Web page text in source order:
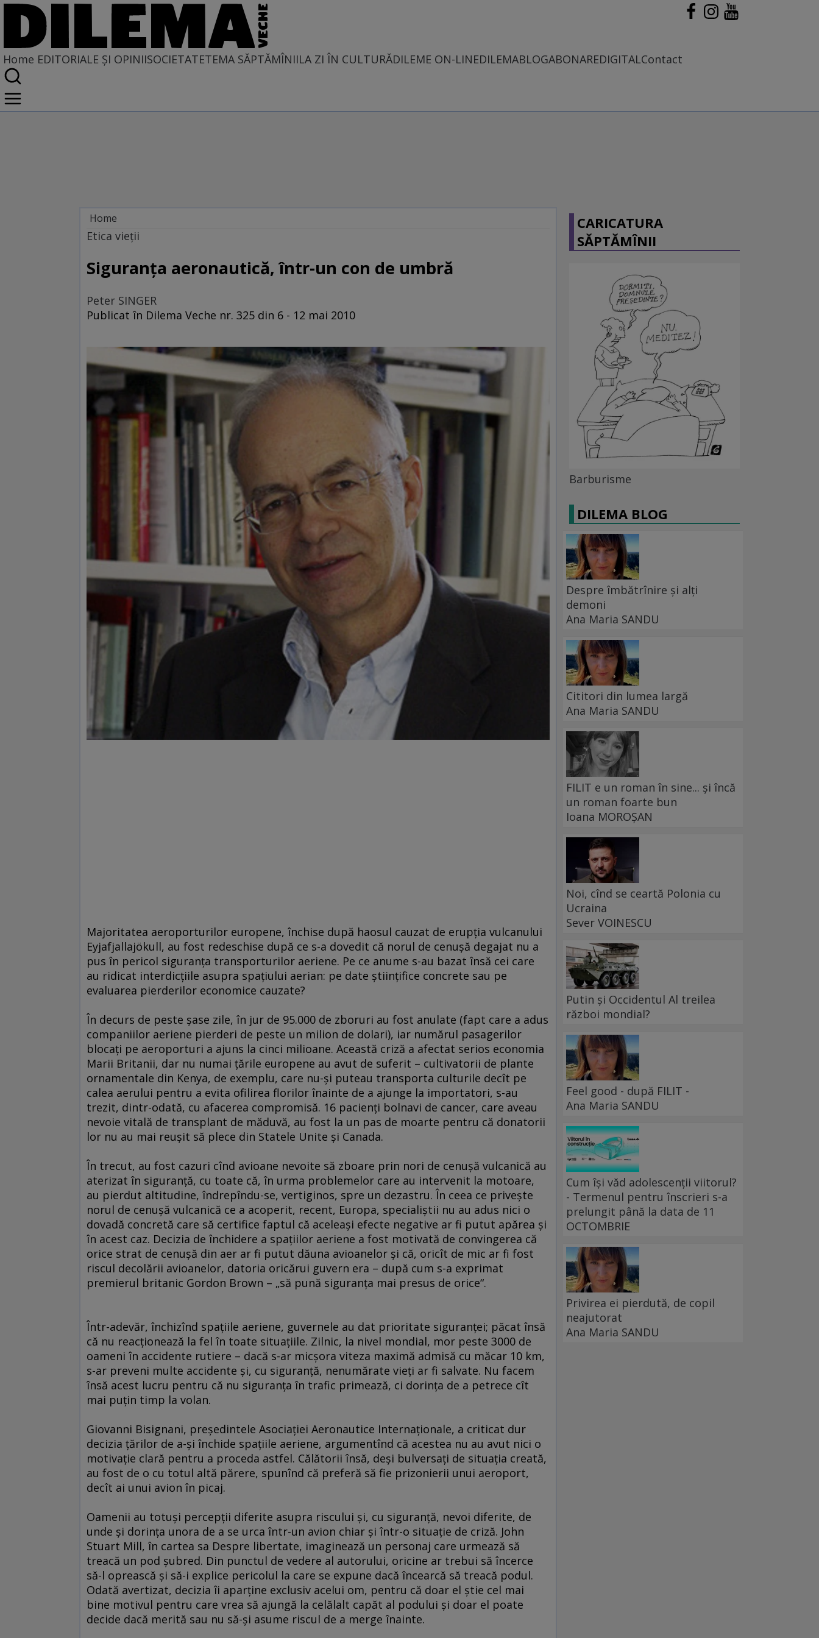
Home EDITORIALE ȘI OPINIISOCIETATETEMA SĂPTĂMÎNIILA ZI ÎN CULTURĂDILEME ON-LINEDILEMABLOGABONAREDIGITALContact
Home
EDITORIALE ȘI OPINII
PE CE LUME TRĂIM
Etica vieţii
Siguranţa aeronautică, într-un con de umbră
Peter SINGER
Publicat în Dilema Veche nr. 325 din 6 - 12 mai 2010
Majoritatea aeroporturilor europene, închise după haosul cauzat de erupţia vulcanului
Eyjafjallajökull, au fost redeschise după ce s-a dovedit că norul de cenuşă degajat nu a
pus în pericol siguranţa transporturilor aeriene. Pe ce anume s-au bazat însă cei care
au ridicat interdicţiile asupra spaţiului aerian: pe date ştiinţifice concrete sau pe
evaluarea pierderilor economice cauzate?
În decurs de peste şase zile, în jur de 95.000 de zboruri au fost anulate (fapt care a adus
companiilor aeriene pierderi de peste un milion de dolari), iar numărul pasagerilor
blocaţi pe aeroporturi a ajuns la cinci milioane. Această criză a afectat serios economia
Marii Britanii, dar nu numai ţările europene au avut de suferit – cultivatorii de plante
ornamentale din Kenya, de exemplu, care nu-şi puteau transporta culturile decît pe
calea aerului pentru a evita ofilirea florilor înainte de a ajunge la importatori, s-au
trezit, dintr-odată, cu afacerea compromisă. 16 pacienţi bolnavi de cancer, care aveau
nevoie vitală de transplant de măduvă, au fost la un pas de moarte pentru că donatorii
lor nu au mai reuşit să plece din Statele Unite şi Canada.
În trecut, au fost cazuri cînd avioane nevoite să zboare prin nori de cenuşă vulcanică au
aterizat în siguranţă, cu toate că, în urma problemelor care au intervenit la motoare,
au pierdut altitudine, îndrepîndu-se, vertiginos, spre un dezastru. În ceea ce priveşte
norul de cenuşă vulcanică ce a acoperit, recent, Europa, specialiştii nu au adus nici o
dovadă concretă care să certifice faptul că aceleaşi efecte negative ar fi putut apărea şi
în acest caz. Decizia de închidere a spaţiilor aeriene a fost motivată de convingerea că
orice strat de cenuşă din aer ar fi putut dăuna avioanelor şi că, oricît de mic ar fi fost
riscul decolării avioanelor, datoria oricărui guvern era – după cum s-a exprimat
premierul britanic Gordon Brown – „să pună siguranţa mai presus de orice“.
Într-adevăr, închizînd spaţiile aeriene, guvernele au dat prioritate siguranţei; păcat însă
că nu reacţionează la fel în toate situaţiile. Zilnic, la nivel mondial, mor peste 3000 de
oameni în accidente rutiere – dacă s-ar micşora viteza maximă admisă cu măcar 10 km,
s-ar preveni multe accidente şi, cu siguranţă, nenumărate vieţi ar fi salvate. Nu facem
însă acest lucru pentru că nu siguranţa în trafic primează, ci dorinţa de a petrece cît
mai puţin timp la volan.
Giovanni Bisignani, preşedintele Asociaţiei Aeronautice Internaţionale, a criticat dur
decizia ţărilor de a-şi închide spaţiile aeriene, argumentînd că acestea nu au avut nici o
motivaţie clară pentru a proceda astfel. Călătorii însă, deşi bulversaţi de situaţia creată,
au fost de o cu totul altă părere, spunînd că preferă să fie prizonierii unui aeroport,
decît ai unui avion în picaj.
Oamenii au totuşi percepţii diferite asupra riscului şi, cu siguranţă, nevoi diferite, de
unde şi dorinţa unora de a se urca într-un avion chiar şi într-o situaţie de criză. John
Stuart Mill, în cartea sa Despre libertate, imaginează un personaj care urmează să
treacă un pod şubred. Din punctul de vedere al autorului, oricine ar trebui să încerce
să-l oprească şi să-i explice pericolul la care se expune dacă încearcă să treacă podul.
Odată avertizat, decizia îi aparţine exclusiv acelui om, pentru că doar el ştie cel mai
bine motivul pentru care vrea să ajungă la celălalt capăt al podului şi doar el poate
decide dacă merită sau nu să-şi asume riscul de a merge înainte.
CARICATURA
SĂPTĂMÎNII
Barburisme
DILEMA BLOG
Despre îmbătrînire și alți
demoni
Ana Maria SANDU
Cititori din lumea largă
Ana Maria SANDU
FILIT e un roman în sine... și încă
un roman foarte bun
Ioana MOROȘAN
Noi, cînd se ceartă Polonia cu
Ucraina
Sever VOINESCU
Putin și Occidentul Al treilea
război mondial?
Feel good - după FILIT -
Ana Maria SANDU
Cum își văd adolescenții viitorul?
- Termenul pentru înscrieri s-a
prelungit până la data de 11
OCTOMBRIE
Privirea ei pierdută, de copil
neajutorat
Ana Maria SANDU